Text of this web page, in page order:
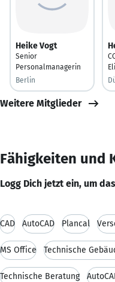
Heike Vogt
Senior
Personalmanagerin
Berlin
Weitere Mitglieder
Fähigkeiten und
Logg Dich jetzt ein, um
CAD AutoCAD Plancal
MS Office Technische
Technische Beratung